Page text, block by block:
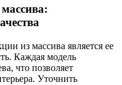
из массива является ее
Каждая модель
что позволяет
Уточнить